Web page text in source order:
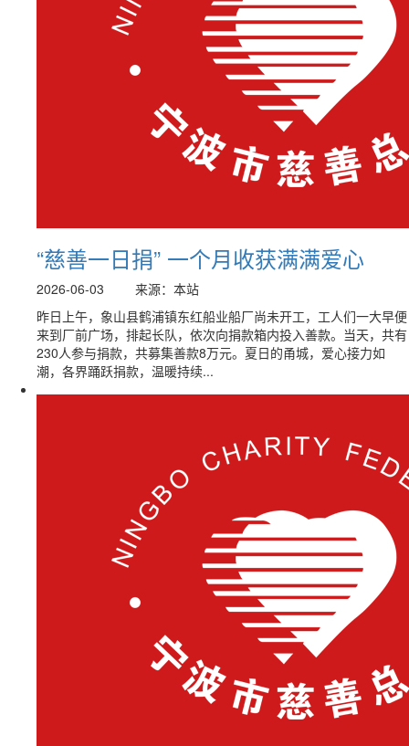
“慈善一日捐” 一个月收获满满爱心
2026-06-03
来源：本站
昨日上午，象山县鹤浦镇东红船业船厂尚未开工，工人们一大早便
来到厂前广场，排起长队，依次向捐款箱内投入善款。当天，共有
230人参与捐款，共募集善款8万元。夏日的甬城，爱心接力如
潮，各界踊跃捐款，温暖持续...